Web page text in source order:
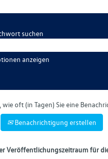
suchen
anzeigen
wie oft (in Tagen) Sie eine
Benachrichtigung erstellen
Veröffentlichungszeitraum für